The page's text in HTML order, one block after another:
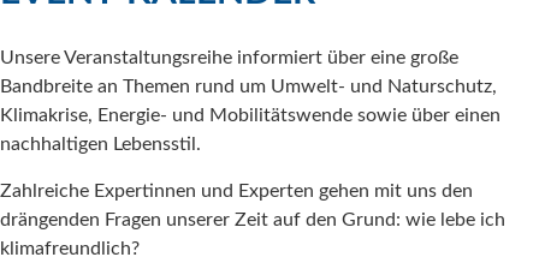
Unsere Veranstaltungsreihe informiert über eine große
Bandbreite an Themen rund um Umwelt- und Naturschutz,
Klimakrise, Energie- und Mobilitätswende sowie über einen
nachhaltigen Lebensstil.
Zahlreiche Expertinnen und Experten gehen mit uns den
drängenden Fragen unserer Zeit auf den Grund: wie lebe ich
klimafreundlich?